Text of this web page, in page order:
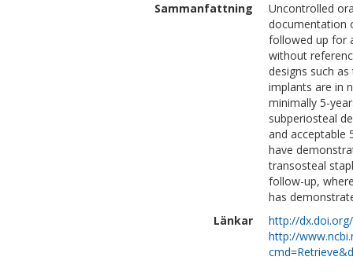
Sammanfattning
Uncontrolled
documentation
followed up for
without
designs such
implants are in
minimally 5-
subperiosteal
and acceptable
have
transosteal
follow-up,
has
Länkar
http://
http://